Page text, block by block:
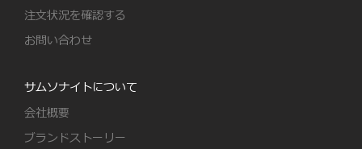
注文状況を確認する
お問い合わせ
サムソナイトについて
会社概要
ブランドストーリー